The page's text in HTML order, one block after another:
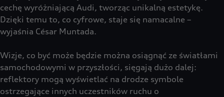
cechę wyróżniającą Audi, tworząc unikalną estetykę.
Dzięki temu to, co cyfrowe, staje się namacalne –
wyjaśnia César Muntada.
Wizje, co być może będzie można osiągnąć ze światłami
samochodowymi w przyszłości, sięgają dużo dalej:
reflektory mogą wyświetlać na drodze symbole
ostrzegające innych uczestników ruchu o